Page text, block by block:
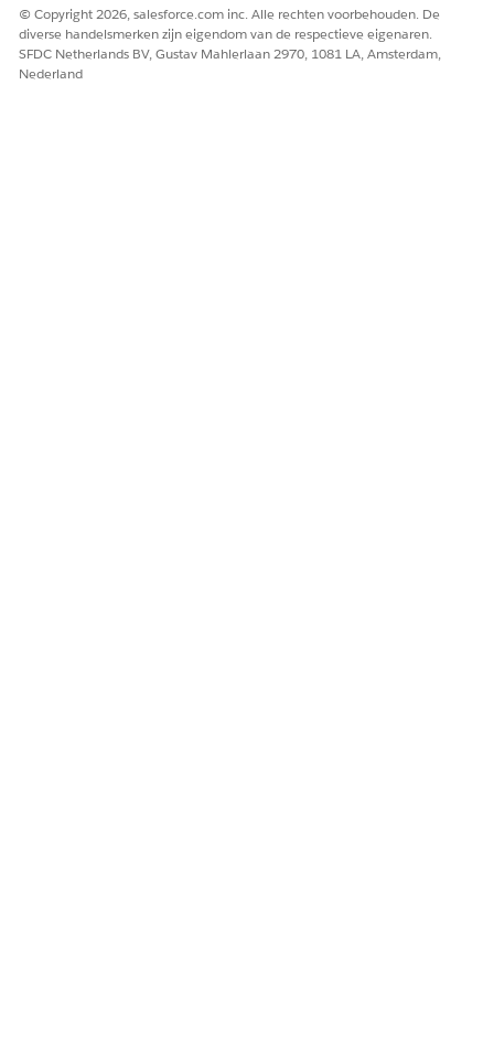
© Copyright 2026, salesforce.com inc. Alle rechten voorbehouden. De
diverse handelsmerken zijn eigendom van de respectieve eigenaren.
SFDC Netherlands BV, Gustav Mahlerlaan 2970, 1081 LA, Amsterdam,
Nederland